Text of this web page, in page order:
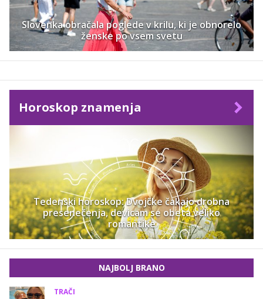
Slovenka obračala poglede v krilu, ki je obnorelo
ženske po vsem svetu
Horoskop znamenja
Tedenski horoskop: Dvojčke čakajo drobna
presenečenja, devicam se obeta veliko
romantike
NAJBOLJ BRANO
TRAČI